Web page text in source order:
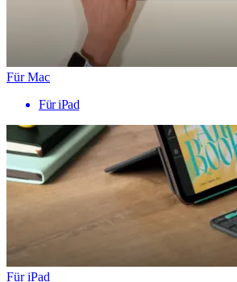
Für Mac
Für iPad
Für iPad